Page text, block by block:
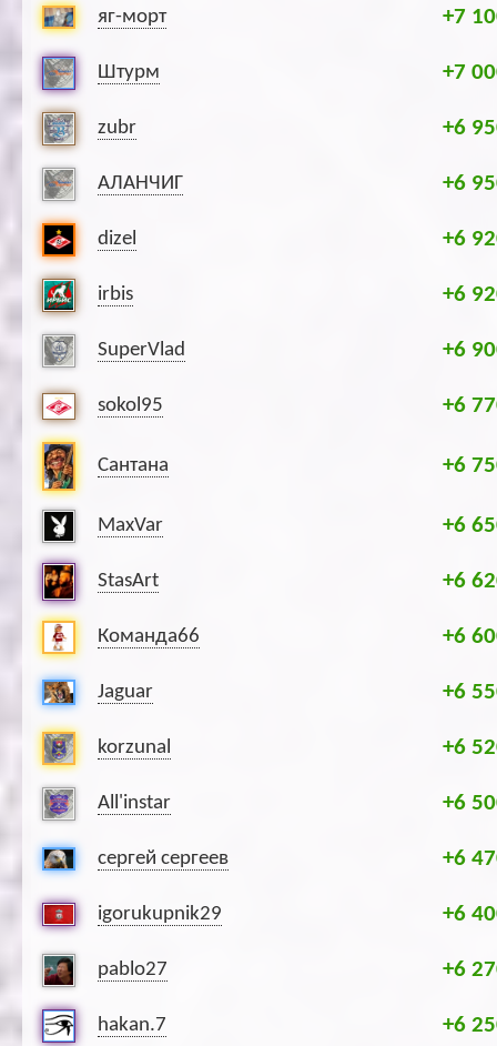
яг-морт +7
Штурм +7
zubr +6
АЛАНЧИГ +6
dizel +6
irbis +6
SuperVlad +6
sokol95 +6
Сантана +6
MaxVar +6
StasArt +6
Команда66 +6
Jaguar +6
korzunal +6
All'instar +6
сергей сергеев +6
igorukupnik29 +6
pablo27 +6
hakan.7 +6